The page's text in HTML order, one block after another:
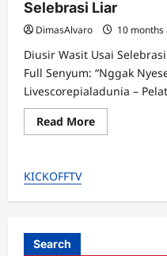
Selebrasi Liar
DimasAlvaro 10 months
Diusir Wasit Usai
Full Senyum: “Nggak
Livescorepialadunia –
Read MoreRead
more
Gara-
KICKOFFTV
Search